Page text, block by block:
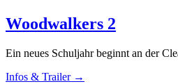
Woodwalkers 2
Ein neues Schuljahr beginnt an der
Infos & Trailer →